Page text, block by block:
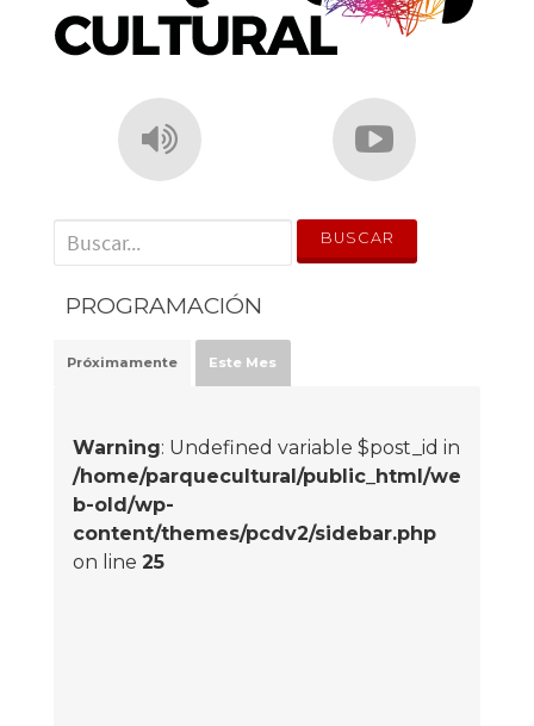
' . __('Search for:') . '
PROGRAMACIÓN
Próximamente Este Mes
Warning: Undefined variable $post_id in
/home/parquecultural/public_html/we
b-old/wp-
content/themes/pcdv2/sidebar.php
on line 25